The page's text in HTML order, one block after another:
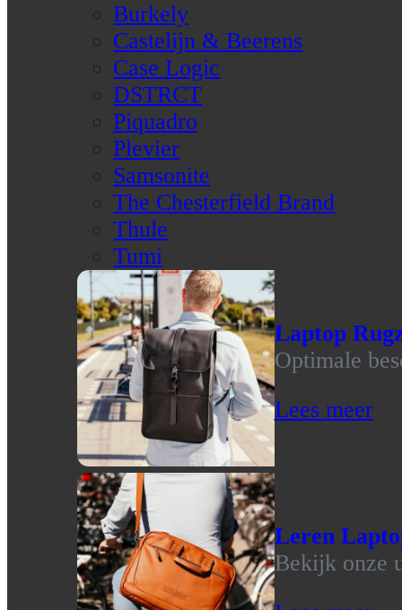
Burkely
Castelijn & Beerens
Case Logic
DSTRCT
Piquadro
Plevier
Samsonite
The Chesterfield Brand
Thule
Tumi
Laptop
Optimale
Lees meer
Leren
Bekijk onze